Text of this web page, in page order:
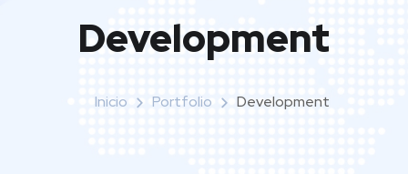
Development
Inicio Portfolio Development